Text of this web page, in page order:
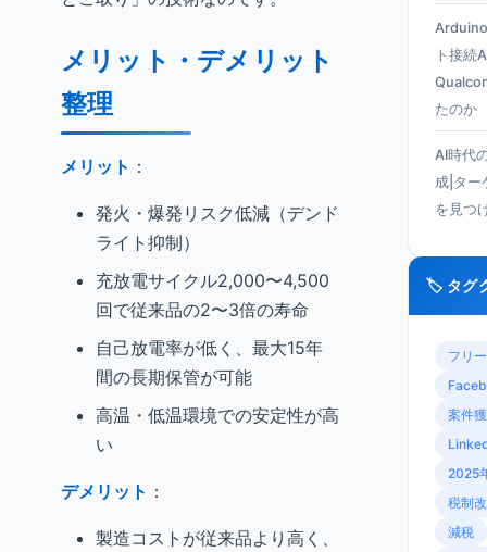
メリット・デメリット
整理
メリット ：
発火・爆発リスク低減（デンド
ライト抑制）
充放電サイクル2,000〜4,500
回で従来品の2〜3倍の寿命
自己放電率が低く、最大15年
間の長期保管が可能
高温・低温環境での安定性が高
い
デメリット ：
製造コストが従来品より高く、
ト接続
たのか
AI時代
成|ター
を見つ
🏷️ タグ
フリ
案件
2025
税制
減税